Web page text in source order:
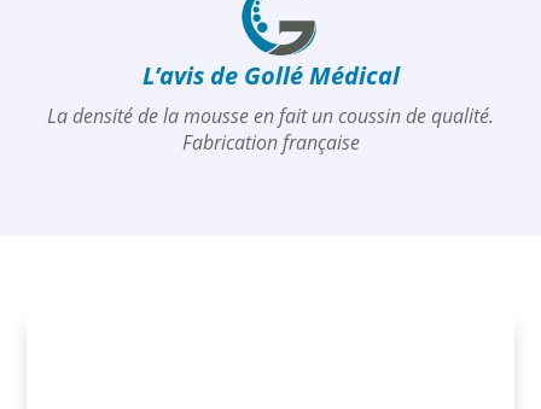
L’avis de Gollé Médical
La densité de la mousse en fait un coussin de qualité.
Fabrication française